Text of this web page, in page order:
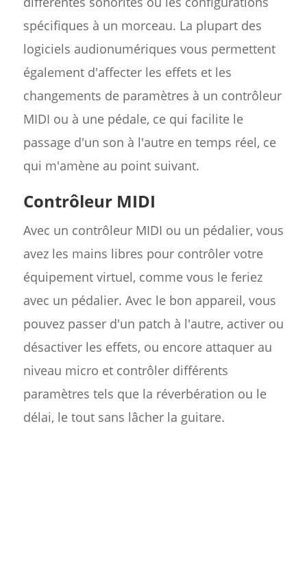
spécifiques à un morceau. La plupart des
logiciels audionumériques vous permettent
également d'affecter les effets et les
changements de paramètres à un contrôleur
MIDI ou à une pédale, ce qui facilite le
passage d'un son à l'autre en temps réel, ce
qui m'amène au point suivant.
Contrôleur MIDI
Avec un contrôleur MIDI ou un pédalier, vous
avez les mains libres pour contrôler votre
équipement virtuel, comme vous le feriez
avec un pédalier. Avec le bon appareil, vous
pouvez passer d'un patch à l'autre, activer ou
désactiver les effets, ou encore attaquer au
niveau micro et contrôler différents
paramètres tels que la réverbération ou le
délai, le tout sans lâcher la guitare.